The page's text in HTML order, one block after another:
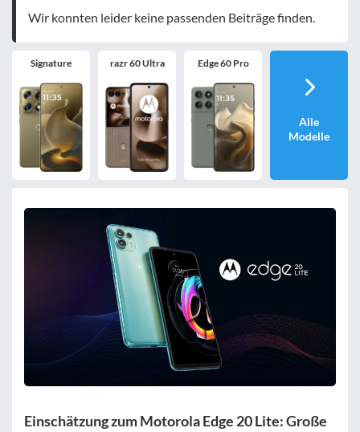
Handy-Speicher
Bewertung
Filter zurücksetzen
Wir konnten leider keine passenden Beiträge finden.
Signature razr 60 Ultra Edge 60 Pro
Alle
Modelle
Einschätzung zum Motorola Edge 20 Lite: Große